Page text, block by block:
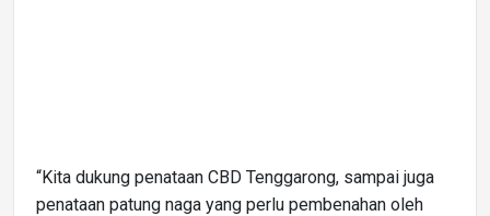
“Kita dukung penataan CBD Tenggarong, sampai juga
penataan patung naga yang perlu pembenahan oleh